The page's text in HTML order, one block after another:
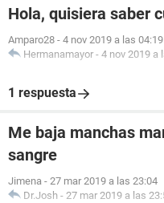
Hola, quisiera saber
Amparo28 - 4 nov 2019 a las 04:19
Hermanamayor - 4 nov 2019 a
1 respuesta
Me baja manchas
sangre
Jimena - 27 mar 2019 a las 23:04
Dr.Josh - 27 mar 2019 a las